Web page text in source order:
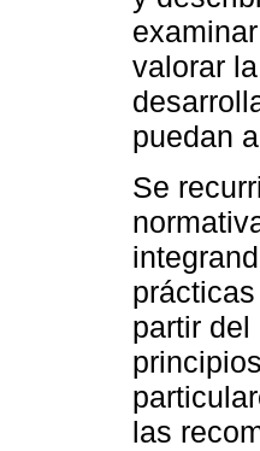
valorar
puedan
Se
partir
las